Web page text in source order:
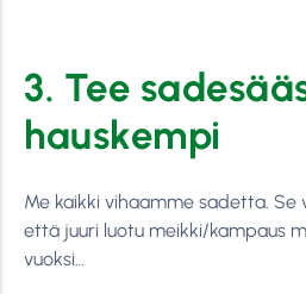
3. Tee
hauskempi
Me kaikki vihaamme sadetta. Se
että juuri luotu meikki/kampaus
vuoksi…